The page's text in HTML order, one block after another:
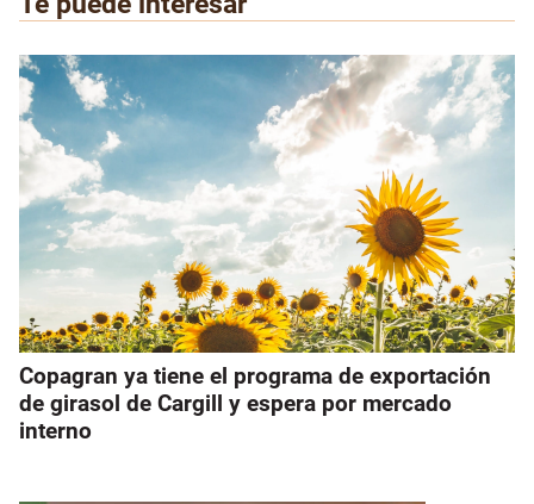
Copagran ya tiene el programa de exportación
de girasol de Cargill y espera por mercado
interno